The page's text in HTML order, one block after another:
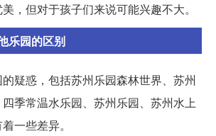
，但对于孩子们来说可能兴趣不大。
乐园的区别
疑惑，包括苏州乐园森林世界、苏州
季常温水乐园、苏州乐园、苏州水上
一些差异。